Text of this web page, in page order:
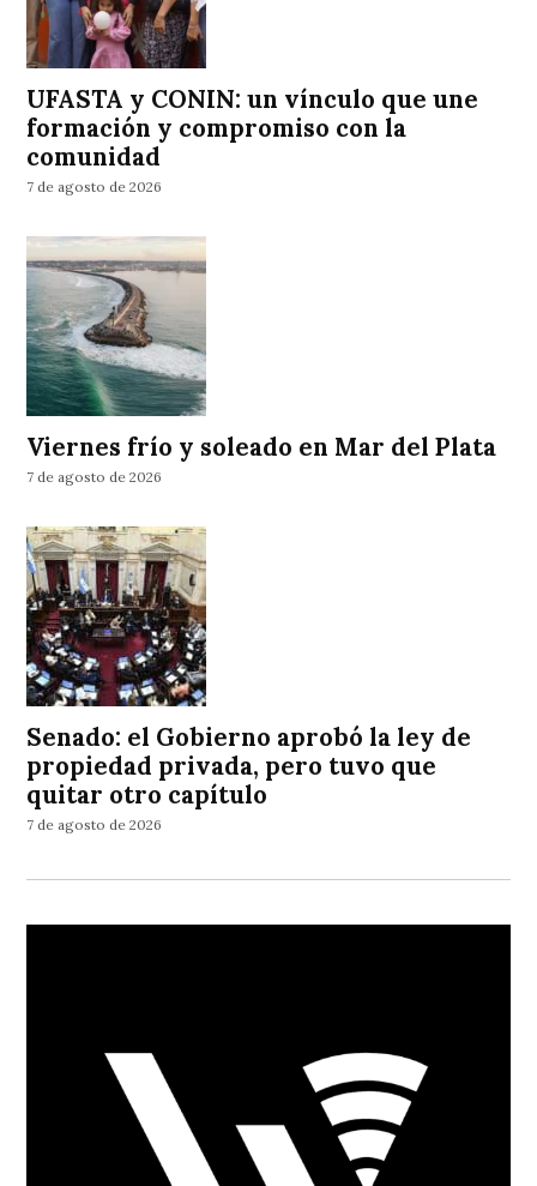
UFASTA y CONIN: un vínculo que une
formación y compromiso con la
comunidad
7 de agosto de 2026
Viernes frío y soleado en Mar del Plata
7 de agosto de 2026
Senado: el Gobierno aprobó la ley de
propiedad privada, pero tuvo que
quitar otro capítulo
7 de agosto de 2026